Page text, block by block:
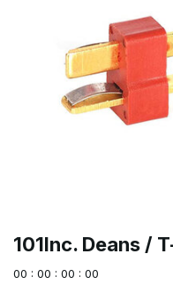
101Inc. Deans /
00 : 00 : 00 : 00